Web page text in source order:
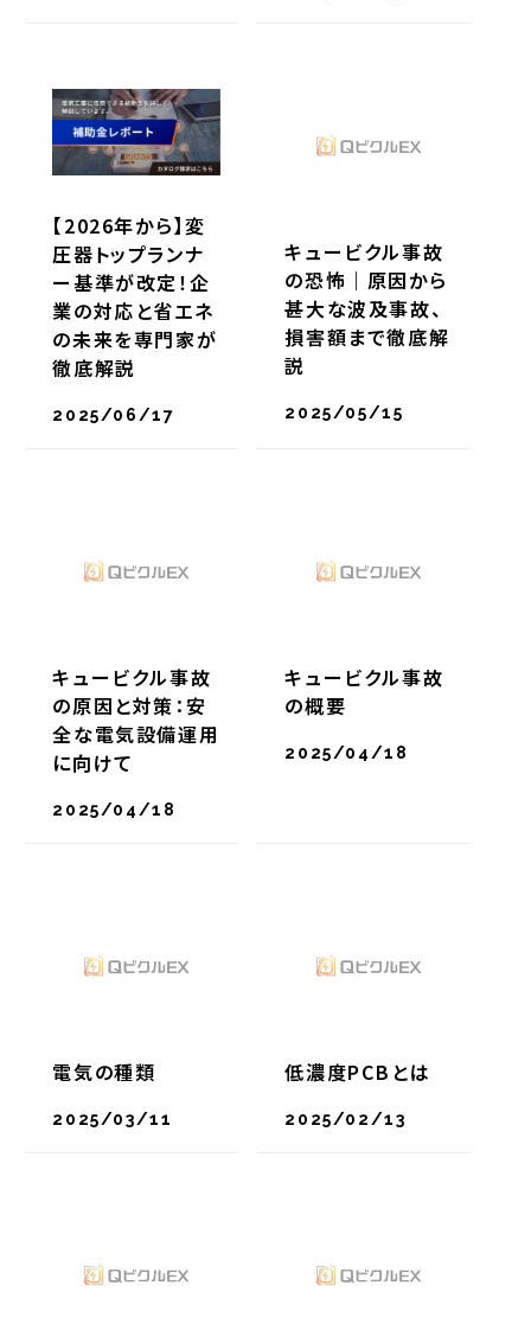
【2026年から】変
圧器トップランナ
ー基準が改定！企
業の対応と省エネ
の未来を専門家が
徹底解説
2025/06/17
キュービクル事故
の恐怖｜原因から
甚大な波及事故、
損害額まで徹底解
説
2025/05/15
キュービクル事故
の原因と対策：安
全な電気設備運用
に向けて
2025/04/18
キュービクル事故
の概要
2025/04/18
電気の種類
2025/03/11
低濃度PCBとは
2025/02/13